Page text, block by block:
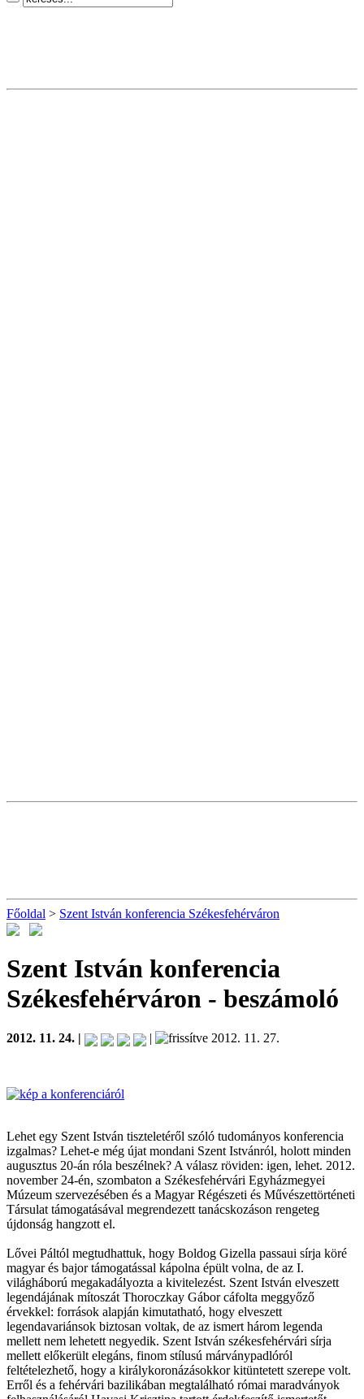
Főoldal > Szent István konferencia Székesfehérváron
Szent István konferencia
Székesfehérváron - beszámoló
2012. 11. 24. | | 2012. 11. 27.
Lehet egy Szent István tiszteletéről szóló tudományos konferencia
izgalmas? Lehet-e még újat mondani Szent Istvánról, holott minden
augusztus 20-án róla beszélnek? A válasz röviden: igen, lehet. 2012.
november 24-én, szombaton a Székesfehérvári Egyházmegyei
Múzeum szervezésében és a Magyar Régészeti és Művészettörténeti
Társulat támogatásával megrendezett tanácskozáson rengeteg
újdonság hangzott el.
Lővei Páltól megtudhattuk, hogy Boldog Gizella passaui sírja köré
magyar és bajor támogatással kápolna épült volna, de az I.
világháború megakadályozta a kivitelezést. Szent István elveszett
legendájának mítoszát Thoroczkay Gábor cáfolta meggyőző
érvekkel: források alapján kimutatható, hogy elveszett
legendavariánsok biztosan voltak, de az ismert három legenda
mellett nem lehetett negyedik. Szent István székesfehérvári sírja
mellett előkerült elegáns, finom stílusú márványpadlóról
feltételezhető, hogy a királykoronázásokkor kitüntetett szerepe volt.
Erről és a fehérvári bazilikában megtalálható római maradványok